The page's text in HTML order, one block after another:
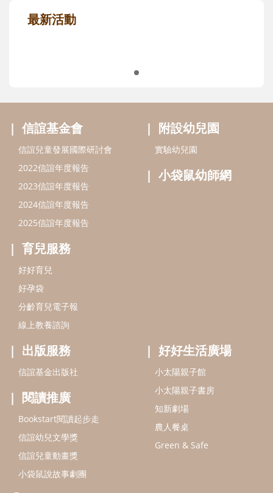
最新活動
信誼基金會
信誼兒童發展國際研討會
2022信誼年度報告
2023信誼年度報告
2024信誼年度報告
2025信誼年度報告
育兒服務
好好育兒
好孕袋
分齡育兒電子報
線上教養諮詢
附設幼兒園
實驗幼兒園
小袋鼠幼師網
出版服務
信誼基金出版社
閱讀推廣
Bookstart閱讀起步走
信誼幼兒文學獎
信誼兒童動畫獎
小袋鼠說故事劇團
好好生活廣場
小太陽親子館
小太陽親子書房
知新劇場
農人餐桌
Green & Safe